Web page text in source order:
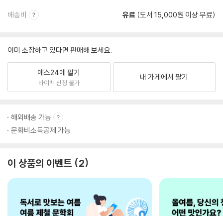
배송비 유료 (도서 15,000원 이상 무료)
이미 소장하고 있다면 판매해 보세요.
예스24에 팔기
바이백 신청 불가
내 가게에서 팔기
해외배송 가능
문화비소득공제 가능
이 상품의 이벤트 2